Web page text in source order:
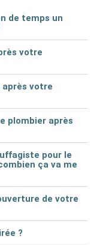
de temps un
votre
votre
plombier après
pour le
ça va me
de votre
?